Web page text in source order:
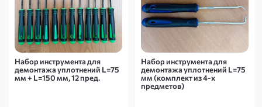
Набор инструмента для
демонтажа уплотнений L=75
мм + L=150 мм, 12 пред.
Набор инструмента для
демонтажа уплотнений L=75
мм (комплект из 4-х
предметов)